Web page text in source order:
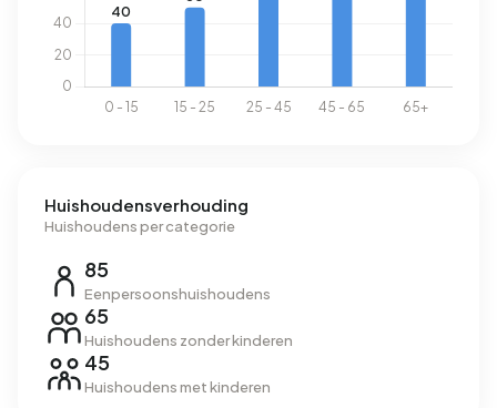
Huishoudensverhouding
Huishoudens per categorie
85
Eenpersoonshuishoudens
65
Huishoudens zonder kinderen
45
Huishoudens met kinderen